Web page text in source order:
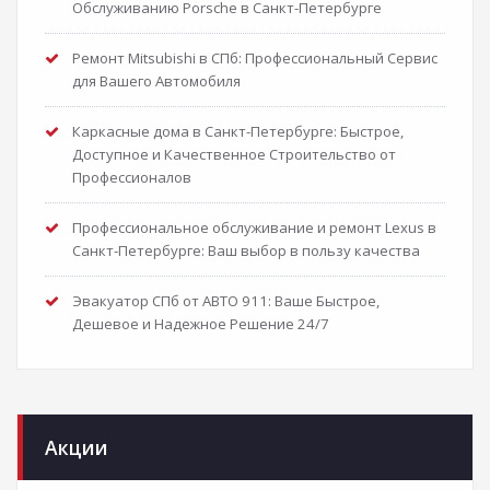
Обслуживанию Porsche в Санкт-Петербурге
Ремонт Mitsubishi в СПб: Профессиональный Сервис
для Вашего Автомобиля
Каркасные дома в Санкт-Петербурге: Быстрое,
Доступное и Качественное Строительство от
Профессионалов
Профессиональное обслуживание и ремонт Lexus в
Санкт-Петербурге: Ваш выбор в пользу качества
Эвакуатор СПб от АВТО 911: Ваше Быстрое,
Дешевое и Надежное Решение 24/7
Акции